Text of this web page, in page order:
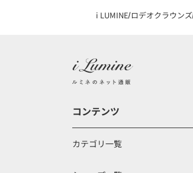
i LUMINE ロデオクラウンズ
コンテンツ
カテゴリ一覧